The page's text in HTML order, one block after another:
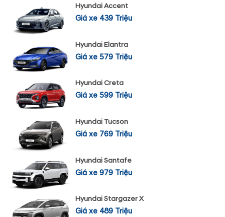
Hyundai Accent
Giá xe 439 Triệu
Hyundai Elantra
Giá xe 579 Triệu
Hyundai Creta
Giá xe 599 Triệu
Hyundai Tucson
Giá xe 769 Triệu
Hyundai Santafe
Giá xe 979 Triệu
Hyundai Stargazer X
Giá xe 489 Triệu